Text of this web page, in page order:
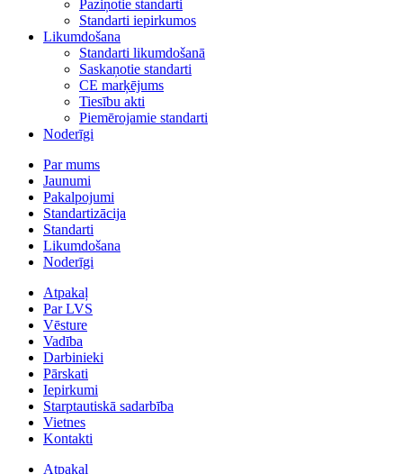
Paziņotie standarti
Standarti iepirkumos
Likumdošana
Standarti likumdošanā
Saskaņotie standarti
CE marķējums
Tiesību akti
Piemērojamie standarti
Noderīgi
Par mums
Jaunumi
Pakalpojumi
Standartizācija
Standarti
Likumdošana
Noderīgi
Atpakaļ
Par LVS
Vēsture
Vadība
Darbinieki
Pārskati
Iepirkumi
Starptautiskā sadarbība
Vietnes
Kontakti
Atpakaļ